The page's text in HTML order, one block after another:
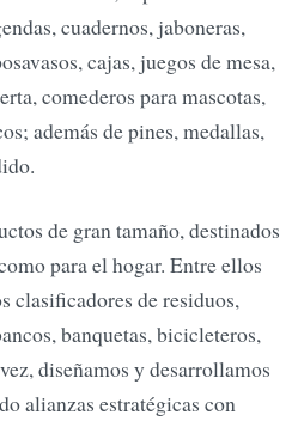
cuadernos, jaboneras,
cajas, juegos de mesa,
comederos para mascotas,
además de pines, medallas,
de gran tamaño, destinados
para el hogar. Entre ellos
clasificadores de residuos,
banquetas, bicicleteros,
diseñamos y desarrollamos
alianzas estratégicas con